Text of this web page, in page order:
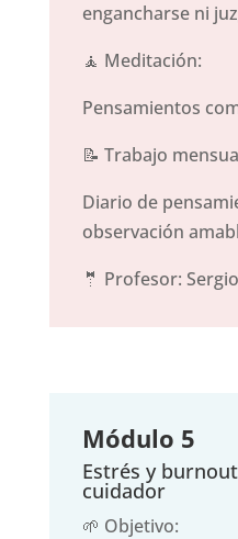
engancharse ni
🧘 Meditación:
Pensamientos
📝 Trabajo
Diario de
observación
🤵 Profesor:
Módulo 5
Estrés y
cuidador
🌱 Objetivo: